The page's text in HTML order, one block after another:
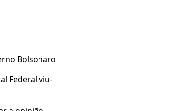
Bolsonaro
Federal viu-